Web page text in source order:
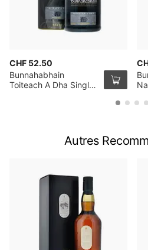
CHF 52.50
Bunnahabhain
Toiteach A Dha Single
Autres